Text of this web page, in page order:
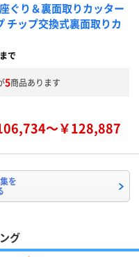
ぐり＆裏面取りカッター
チップ交換式裏面取りカ
で
5商品あります
～￥128,887
を
グ